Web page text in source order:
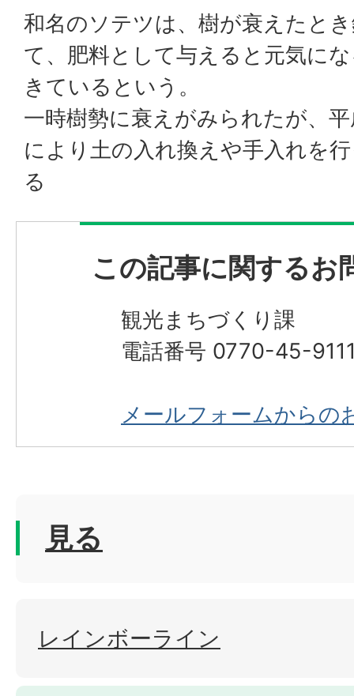
和名のソテツは、樹が衰えたと
て、肥料として与えると元気に
きているという。
一時樹勢に衰えがみられたが、
により土の入れ換えや手入れを
る
この記事に関するお
観光まちづくり課
電話番号 0770-45-
メールフォームからの
見る
レインボーライン